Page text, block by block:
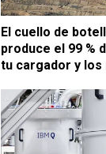
El cuello de
produce el 99 %
tu cargador y